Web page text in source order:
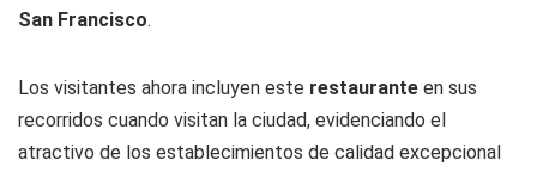
San Francisco.
Los visitantes ahora incluyen este restaurante en sus
recorridos cuando visitan la ciudad, evidenciando el
atractivo de los establecimientos de calidad excepcional